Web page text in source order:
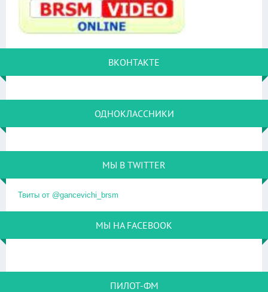
ВКОНТАКТЕ
ОДНОКЛАССНИКИ
МЫ В TWITTER
Твиты от @gancevichi_brsm
МЫ НА FACEBOOK
ПИЛОТ-ФМ